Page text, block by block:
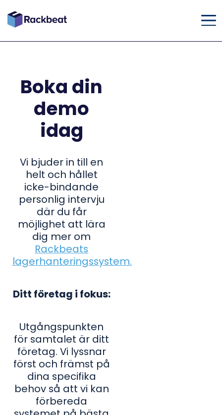
Boka din
demo
idag
Vi bjuder in till en
helt och hållet
icke-bindande
personlig intervju
där du får
möjlighet att lära
dig mer om
Rackbeats
lagerhanteringssystem.
Ditt företag i fokus:
Utgångspunkten
för samtalet är ditt
företag. Vi lyssnar
först och främst på
dina specifika
behov så att vi kan
förbereda